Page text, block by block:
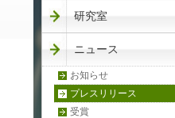
研究室
ニュース
お知らせ
プレスリリース
受賞